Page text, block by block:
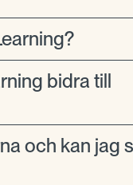
bidra till
och kan jag